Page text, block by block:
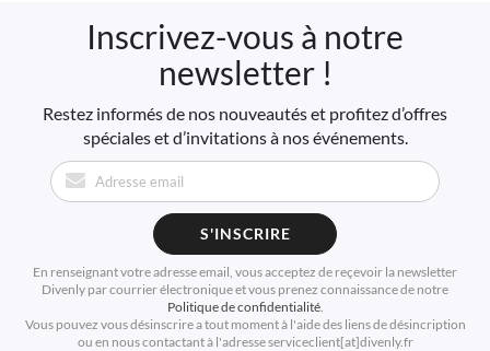
Inscrivez-vous à notre
newsletter !
Restez informés de nos nouveautés et profitez d’offres
spéciales et d’invitations à nos événements.
S'INSCRIRE
En renseignant votre adresse email, vous acceptez de reçevoir la newsletter
Divenly par courrier électronique et vous prenez connaissance de notre
Politique de confidentialité.
Vous pouvez vous désinscrire a tout moment à l'aide des liens de désincription
ou en nous contactant à l'adresse serviceclient[at]divenly.fr